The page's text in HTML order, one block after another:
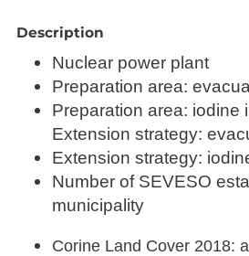
Description
Nuclear power plant
Preparation area:
Preparation area: iodine
Extension strategy:
Extension strategy:
Number of SEVESO
municipality
Corine Land Cover 2018: